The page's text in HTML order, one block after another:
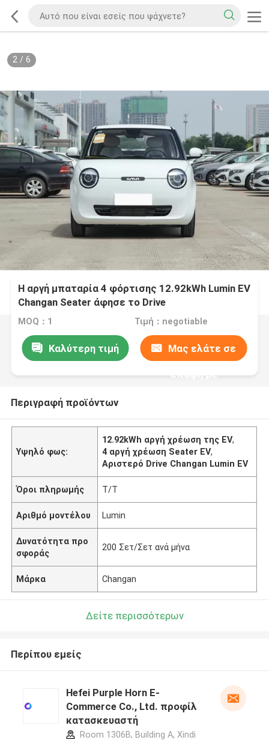
2/ 6
Η αργή μπαταρία 4 φόρτισης 12.92kWh Lumin EV
Changan Seater άφησε το Drive
MOQ：1 Τιμή：negotiable
Καλύτερη τιμή Μας ελάτε σε
επαφή με
Περιγραφή προϊόντων
Υψηλό φως:
12.92kWh αργή χρέωση της EV,
4 αργή χρέωση Seater EV,
Αριστερό Drive Changan Lumin EV
Όροι πληρωμής T/T
Αριθμό μοντέλου Lumin
Δυνατότητα προ
σφοράς
200 Σετ/Σετ ανά μήνα
Μάρκα Changan
Δείτε περισσότερων
Περίπου εμείς
Hefei Purple Horn E-
Commerce Co., Ltd. προφίλ
κατασκευαστή
Room 1306B, Building A, Xindi